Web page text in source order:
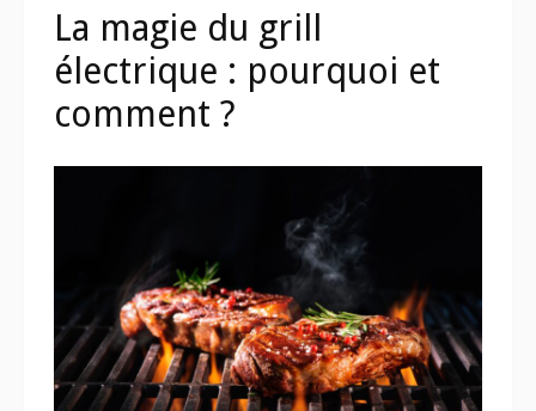
La magie du grill
électrique : pourquoi et
comment ?